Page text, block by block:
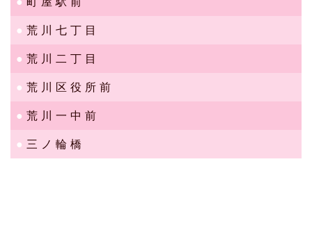
荒川七丁目
荒川二丁目
荒川区役所前
荒川一中前
三ノ輪橋